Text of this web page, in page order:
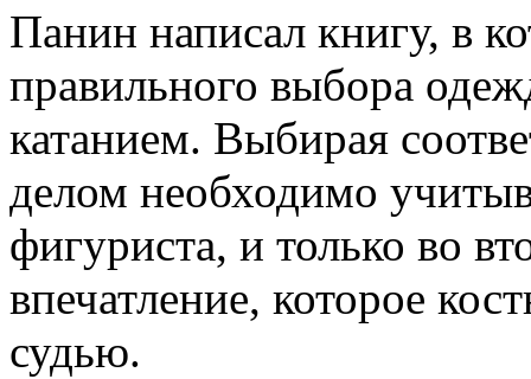
Панин написал книгу, в
правильного выбора
катанием. Выбирая
делом необходимо
фигуриста, и только во
впечатление, которое
судью.